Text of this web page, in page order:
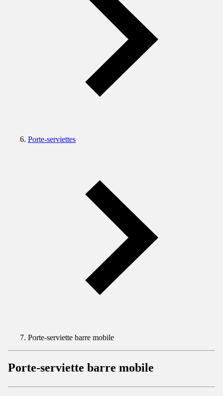
Porte-serviettes
Porte-serviette barre mobile
Porte-serviette barre mobile